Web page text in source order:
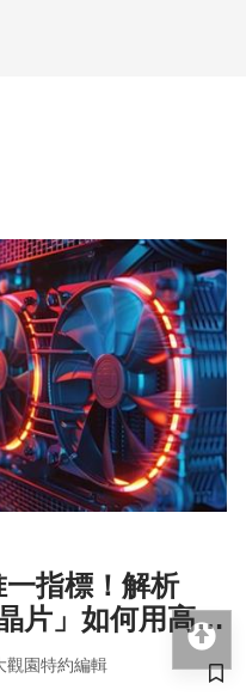
指標！解析
片」如何用高效
觀園特約編輯
儲
回